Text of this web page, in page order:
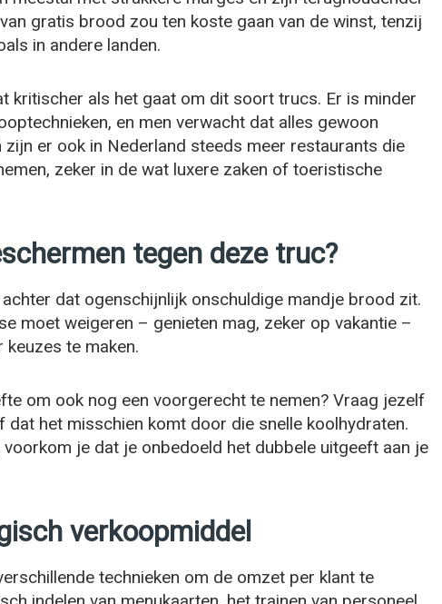
gratis brood zou ten koste gaan van de winst, tenzij
in andere landen.
kritischer als het gaat om dit soort trucs. Er is minder
en men verwacht dat alles gewoon
er ook in Nederland steeds meer restaurants die
zeker in de wat luxere zaken of toeristische
tegen deze truc?
dat ogenschijnlijk onschuldige mandje brood zit.
moet weigeren – genieten mag, zeker op vakantie –
te maken.
om ook nog een voorgerecht te nemen? Vraag jezelf
het misschien komt door die snelle koolhydraten.
je dat je onbedoeld het dubbele uitgeeft aan je
verkoopmiddel
technieken om de omzet per klant te